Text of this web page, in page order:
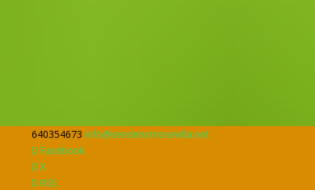
640354673 info@senderismosevilla.net
Facebook
X
RSS